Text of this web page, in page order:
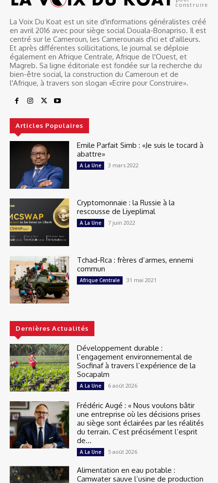
construire
La Voix Du Koat est un site d'informations généralistes créé
en avril 2016 avec pour siège social Douala-Bonapriso. Il est
centré sur le Cameroun, les Camerounais d'ici et d'ailleurs.
Et après différentes sollicitations, le journal se déploie
également en Afrique Centrale, Afrique de l'Ouest, et
Magreb. Sa ligne éditoriale est fondée sur la recherche du
bien-être social, la construction du Cameroun et de
l'Afrique, à travers son slogan «Ecrire pour Construire».
Articles Populaires
Emile Parfait Simb : «Je suis le tocard à
abattre»
A La Une 3 mars 2022
Cryptomonnaie : la Russie à la
rescousse de Liyeplimal
A La Une 7 juin 2022
Tchad-Rca : frères d’armes, ennemi
commun
Afrique Centrale 31 mai 2021
Dernières Actualités
Développement durable :
l’engagement environnemental de
Socfinaf à travers l’expérience de la
Socapalm
A La Une 6 août 2026
Frédéric Augé : « Nous voulons bâtir
une entreprise où les décisions prises
au siège sont éclairées par les réalités
du terrain. C’est précisément l’esprit
de...
A La Une 5 août 2026
Alimentation en eau potable :
Camwater sauve l’usine de production